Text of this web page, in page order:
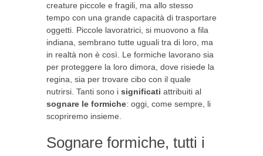
creature piccole e fragili, ma allo stesso
tempo con una grande capacità di trasportare
oggetti. Piccole lavoratrici, si muovono a fila
indiana, sembrano tutte uguali tra di loro, ma
in realtà non è così. Le formiche lavorano sia
per proteggere la loro dimora, dove risiede la
regina, sia per trovare cibo con il quale
nutrirsi. Tanti sono i significati attribuiti al
sognare le formiche: oggi, come sempre, li
scopriremo insieme.
Sognare formiche, tutti i